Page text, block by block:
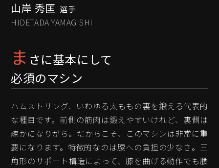
山岸 秀匡 選手
HIDETADA YAMAGISHI
ま さに基本にして
必須のマシン
ハムストリング、いわゆる太ももの裏を鍛える代表的
な種目です。前側の筋肉は鍛えやすいけれど、裏側は
疎かになりがち。だからこそ、このマシンは非常に重
要になります。特徴的なのは腰への負担の少なさ。三
角形のサポート構造によって、膝を曲げる動作でも腰